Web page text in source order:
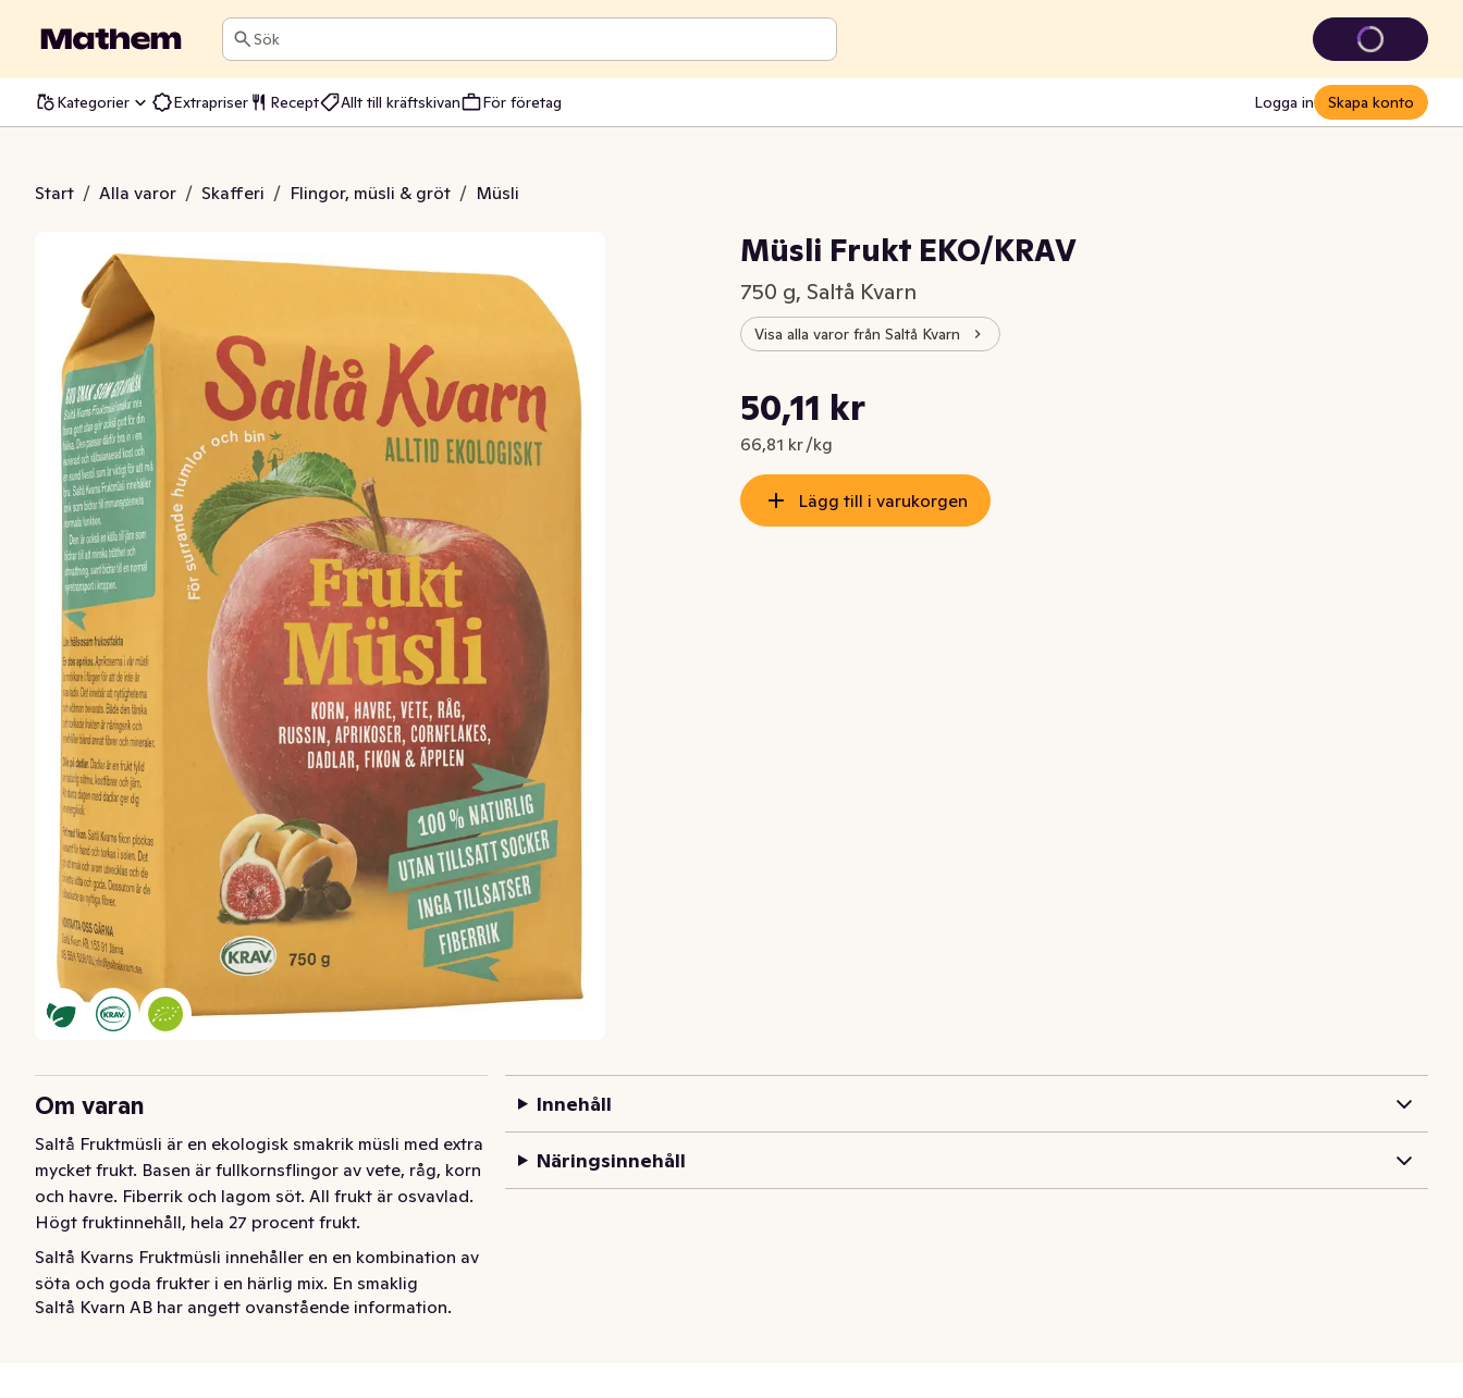
Sök
Kategorier Extrapriser Recept Allt till kräftskivan För företag Logga in Skapa konto
Start / Alla varor / Skafferi / Flingor, müsli & gröt / Müsli
EKO/KRAV
Müsli Frukt EKO/KRAV
750 g, Saltå Kvarn
Visa alla varor från Saltå Kvarn
Nuvarande pris är: 50,11 kr
50,11 kr
66,81 kr /kg
Styckpris: 66,81 kr /kg
Lägg till i varukorgen
Om varan
Saltå Fruktmüsli är en ekologisk smakrik müsli med extra
mycket frukt. Basen är fullkornsflingor av vete, råg, korn
och havre. Fiberrik och lagom söt. All frukt är osvavlad.
Högt fruktinnehåll, hela 27 procent frukt.
Saltå Kvarns Fruktmüsli innehåller en en kombination av
söta och goda frukter i en härlig mix. En smaklig
blandning av fullkornsflingor från fyra sädesslag,
Saltå Kvarn AB har angett ovanstående information.
Innehåll
Näringsinnehåll